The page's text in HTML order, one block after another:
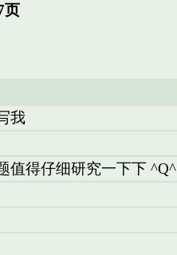
页
我
值得仔细研究一下下 ^Q^